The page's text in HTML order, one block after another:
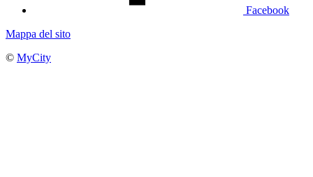
Facebook
Mappa del sito
© MyCity